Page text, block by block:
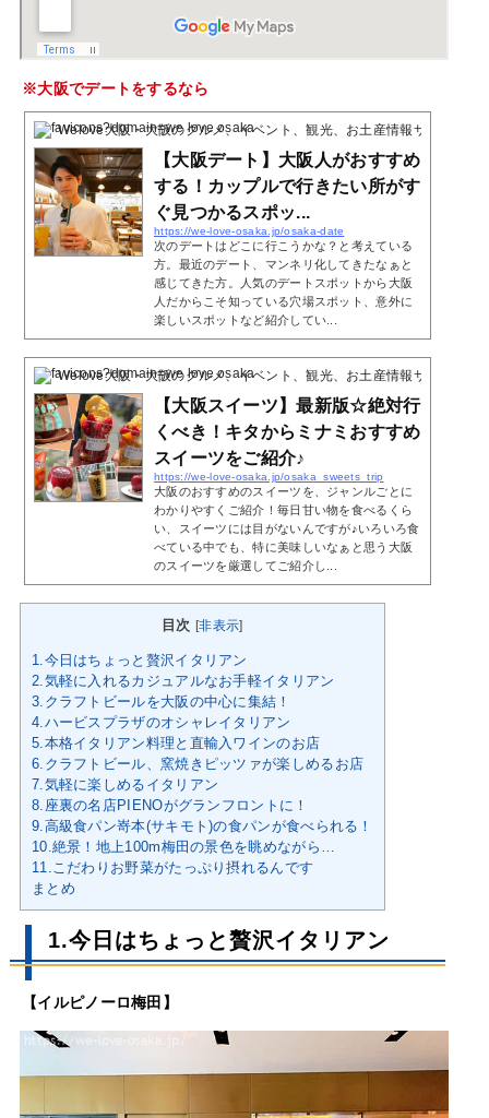
※大阪でデートをするなら
Welove大阪・大阪のグルメ、イベント、観光、お土産情報サイト
【大阪デート】大阪人がおすすめ
する！カップルで行きたい所がす
ぐ見つかるスポッ...
https://we-love-osaka.jp/osaka-date
次のデートはどこに行こうかな？と考えている
方。最近のデート、マンネリ化してきたなぁと
感じてきた方。人気のデートスポットから大阪
人だからこそ知っている穴場スポット、意外に
楽しいスポットなど紹介してい...
Welove大阪・大阪のグルメ、イベント、観光、お土産情報サイト
【大阪スイーツ】最新版☆絶対行
くべき！キタからミナミおすすめ
スイーツをご紹介♪
https://we-love-osaka.jp/osaka_sweets_trip
大阪のおすすめのスイーツを、ジャンルごとに
わかりやすくご紹介！毎日甘い物を食べるくら
い、スイーツには目がないんですが♪いろいろ食
べている中でも、特に美味しいなぁと思う大阪
のスイーツを厳選してご紹介し...
目次 [非表示]
1.今日はちょっと贅沢イタリアン
2.気軽に入れるカジュアルなお手軽イタリアン
3.クラフトビールを大阪の中心に集結！
4.ハービスプラザのオシャレイタリアン
5.本格イタリアン料理と直輸入ワインのお店
6.クラフトビール、窯焼きピッツァが楽しめるお店
7.気軽に楽しめるイタリアン
8.座裏の名店PIENOがグランフロントに！
9.高級食パン嵜本(サキモト)の食パンが食べられる！
10.絶景！地上100m梅田の景色を眺めながら…
11.こだわりお野菜がたっぷり摂れるんです
まとめ
1.今日はちょっと贅沢イタリアン
【イルピノーロ梅田】